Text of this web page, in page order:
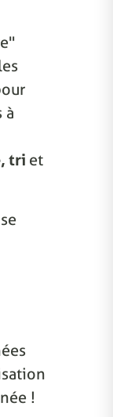
à
tri et
!